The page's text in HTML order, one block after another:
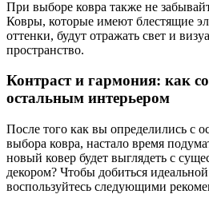
При выборе ковра также не
Ковры, которые имеют блестящие
оттенки, будут отражать свет и
пространство.
Контраст и гармония: как
остальным интерьером
После того как вы определились с
выбора ковра, настало время
новый ковер будет выглядеть с
декором? Чтобы добиться
воспользуйтесь следующими